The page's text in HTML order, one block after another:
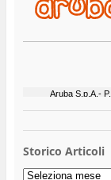
Storico Articoli
Storico